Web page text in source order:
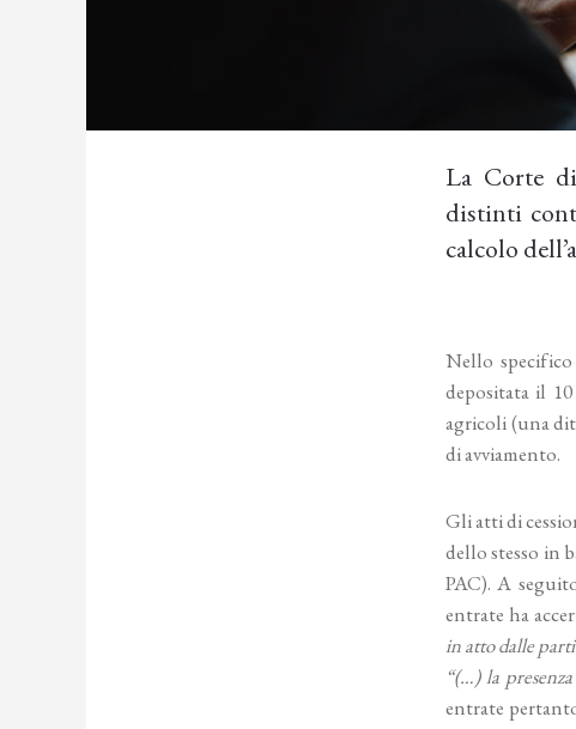
La Corte
distinti
calcolo
Nello
depositata il
agricoli (una
di avviamento.
Gli atti di
dello stesso in
PAC). A
entrate ha
in atto dalle
“(…) la
entrate